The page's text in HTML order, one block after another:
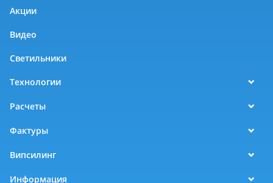
Акции
Видео
Светильники
Технологии
Расчеты
Фактуры
Випсилинг
Информация